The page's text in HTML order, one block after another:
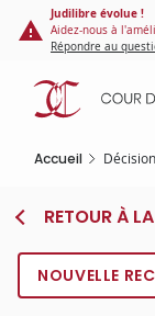
Panneau de gestion
contenu
principal
Judilibre évolue !
Aidez-nous à
Répondre au
Accueil Décision
RETOUR À
NOUVELLE